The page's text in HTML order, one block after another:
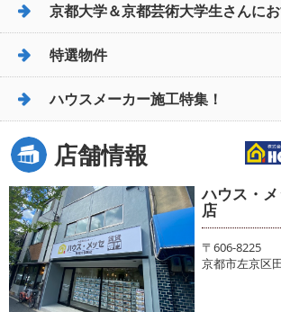
京都大学＆京都芸術大学生さんにお
特選物件
ハウスメーカー施工特集！
店舗情報
ハウス・
店
〒606-8225
京都市左京区